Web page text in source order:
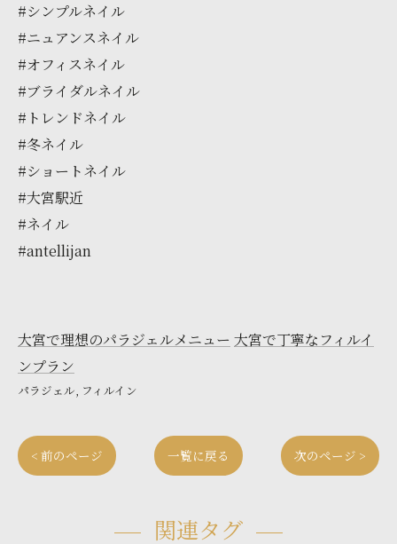
#シンプルネイル
#ニュアンスネイル
#オフィスネイル
#ブライダルネイル
#トレンドネイル
#冬ネイル
#ショートネイル
#大宮駅近
#ネイル
#antellijan
大宮で理想のパラジェルメニュー 大宮で丁寧なフィルイ
ンプラン
パラジェル フィルイン
< 前のページ 一覧に戻る 次のページ >
関連タグ